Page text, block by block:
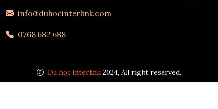
info@duhocinterlink.com
0768 682 688
Du học Interlink 2024, All right reserved.